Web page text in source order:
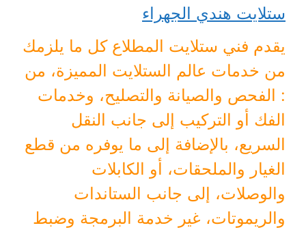
ستلايت هندي الجهراء
يقدم فني ستلايت المطلاع كل ما يلزمك
من خدمات عالم الستلايت المميزة، من
: الفحص والصيانة والتصليح، وخدمات
الفك أو التركيب إلى جانب النقل
السريع، بالإضافة إلى ما يوفره من قطع
الغيار والملحقات، أو الكابلات
والوصلات، إلى جانب الستاندات
والريموتات، غير خدمة البرمجة وضبط